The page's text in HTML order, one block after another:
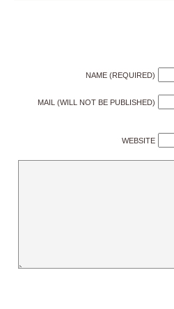
NAME (REQUIRED)
MAIL (WILL NOT BE PUBLISHED)
WEBSITE